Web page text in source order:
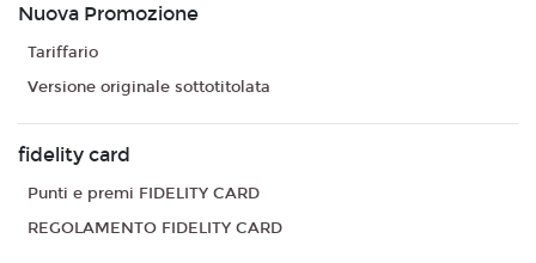
Nuova Promozione
Tariffario
Versione originale sottotitolata
fidelity card
Punti e premi FIDELITY CARD
REGOLAMENTO FIDELITY CARD